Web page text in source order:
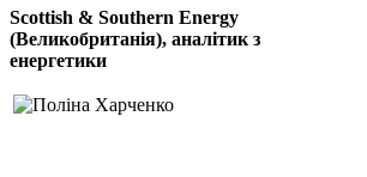
Scottish & Southern Energy
(Великобританія), аналітик з
енергетики